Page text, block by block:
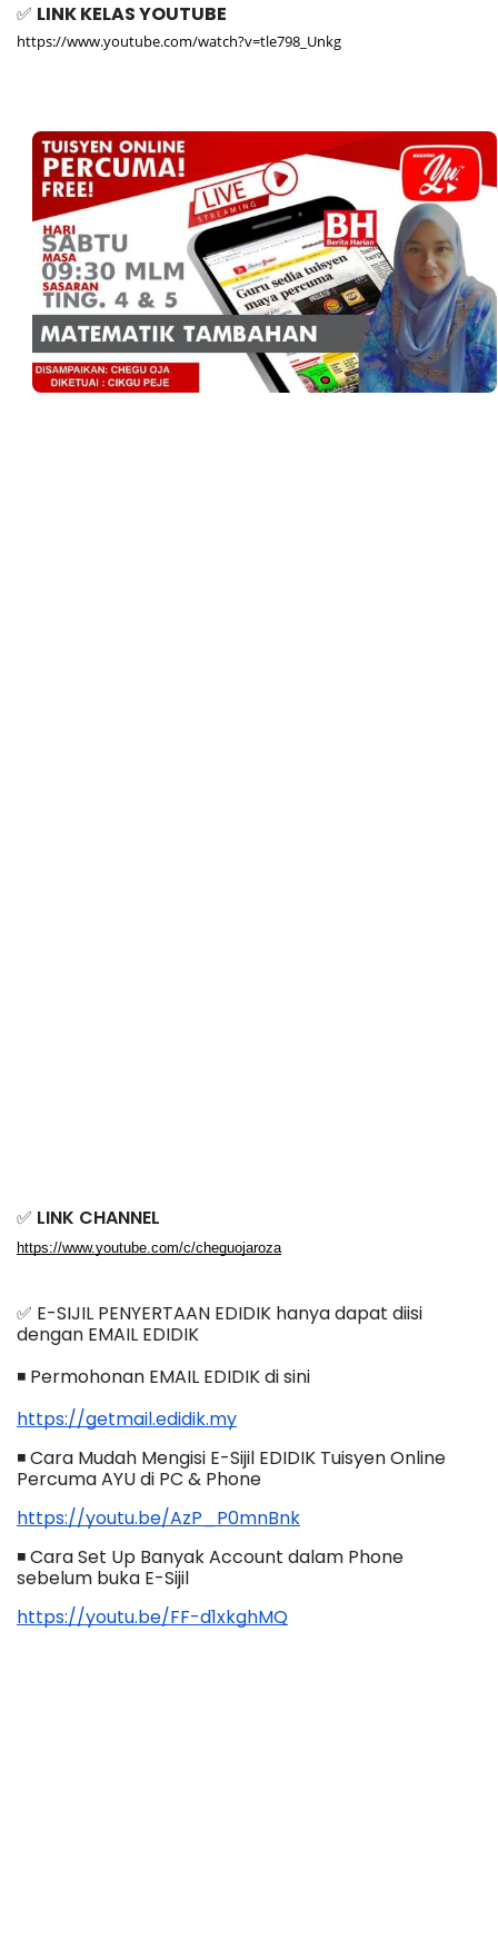
✅ LINK KELAS YOUTUBE
https://www.youtube.com/watch?v=tle798_Unkg
✅ LINK CHANNEL
https://www.youtube.com/c/cheguojaroza
✅ E-SIJIL PENYERTAAN EDIDIK hanya dapat diisi
dengan EMAIL EDIDIK
◾ Permohonan EMAIL EDIDIK di sini
https://getmail.edidik.my
◾ Cara Mudah Mengisi E-Sijil EDIDIK Tuisyen Online
Percuma AYU di PC & Phone
https://youtu.be/AzP_P0mnBnk
◾ Cara Set Up Banyak Account dalam Phone
sebelum buka E-Sijil
https://youtu.be/FF-d1xkghMQ